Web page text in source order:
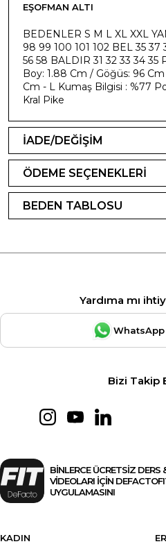
EŞOFMAN ALTI
BEDENLER S M L XL XXL
98 99 100 101 102 BEL 35 37
56 58 BALDIR 31 32 33 34 35
Boy: 1.88 Cm / Göğüs: 96
Cm - L Kumaş Bilgisi : %77
Kral Pike
İADE/DEĞİŞİM
ÖDEME SEÇENEKLERİ
BEDEN TABLOSU
Yardıma mı
Bizi Takip
BİNLERCE ÜCRETSİZ DERS
VİDEOLARI İÇİN
UYGULAMASINI
KADIN